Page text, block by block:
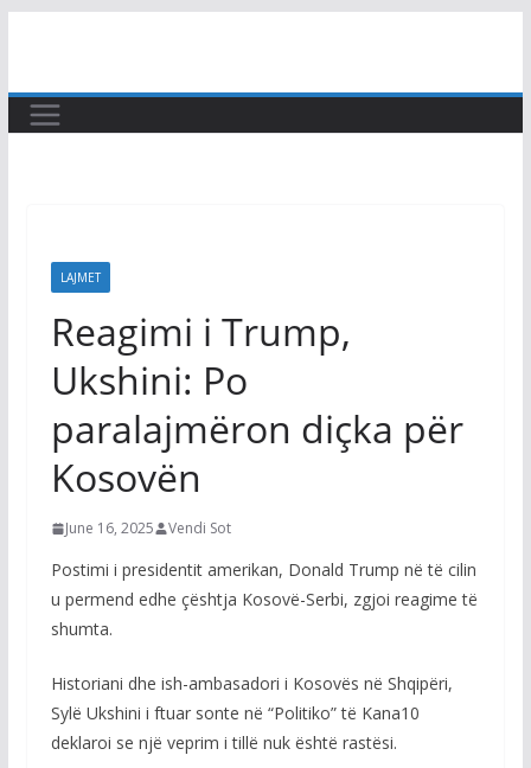
content
LAJMET
Reagimi i Trump,
Ukshini: Po
paralajmëron diçka për
Kosovën
June 16, 2025 Vendi Sot
Postimi i presidentit amerikan, Donald Trump në të cilin
u permend edhe çështja Kosovë-Serbi, zgjoi reagime të
shumta.
Historiani dhe ish-ambasadori i Kosovës në Shqipëri,
Sylë Ukshini i ftuar sonte në “Politiko” të Kana10
deklaroi se një veprim i tillë nuk është rastësi.